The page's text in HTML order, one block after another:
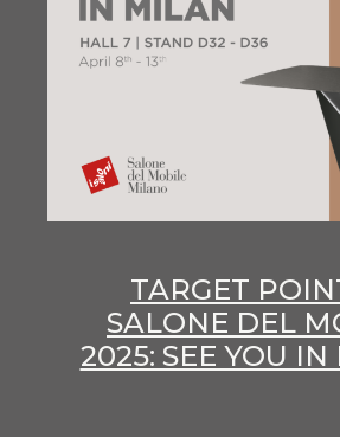
TARGET
SALONE DEL
2025: SEE YOU